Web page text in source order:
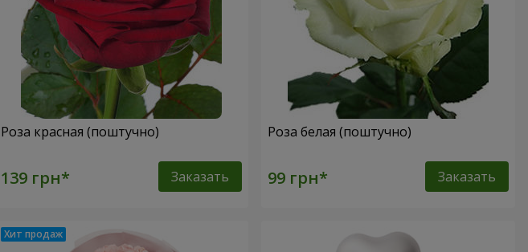
Роза красная (поштучно)
Заказать
Роза белая (поштучно)
Заказать